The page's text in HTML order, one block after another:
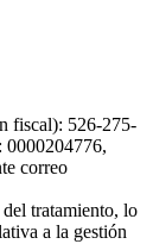
fiscal): 526-275-
0000204776,
correo
tratamiento, lo
a la gestión